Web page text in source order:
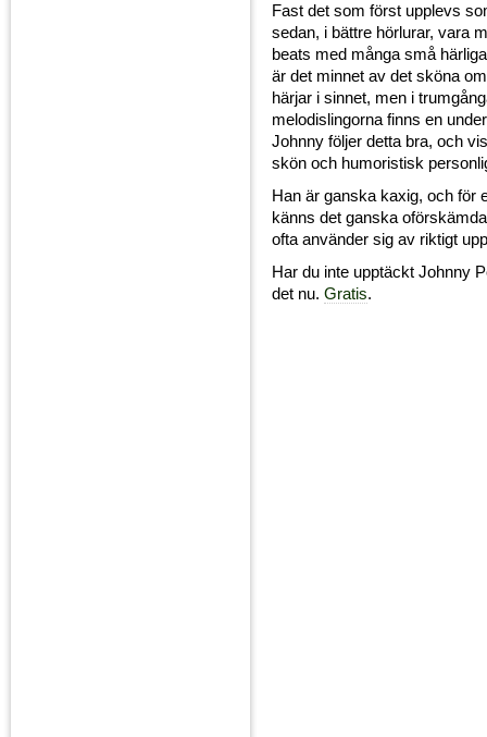
Fast det som först upplevs
sedan, i bättre hörlurar, vara
beats med många små
är det minnet av det sköna
härjar i sinnet, men i
melodislingorna finns en
Johnny följer detta bra, och
skön och humoristisk
Han är ganska kaxig, och för
känns det ganska
ofta använder sig av riktigt
Har du inte upptäckt Johnny
det nu. Gratis.